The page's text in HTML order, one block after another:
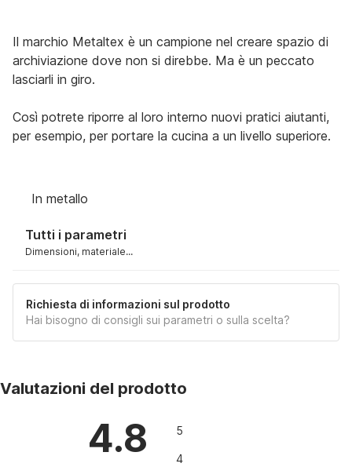
Il marchio Metaltex è un campione nel creare spazio di
archiviazione dove non si direbbe. Ma è un peccato
lasciarli in giro.
Così potrete riporre al loro interno nuovi pratici aiutanti,
per esempio, per portare la cucina a un livello superiore.
In metallo
Tutti i parametri
Dimensioni, materiale...
Richiesta di informazioni sul prodotto
Hai bisogno di consigli sui parametri o sulla scelta?
Valutazioni del prodotto
4.8 5
4